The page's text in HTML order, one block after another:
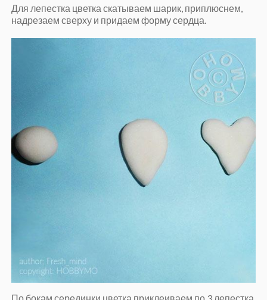
Для лепестка цветка скатываем шарик, приплюснем,
надрезаем сверху и придаем форму сердца.